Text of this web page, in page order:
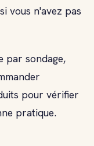
vous n'avez pas
par sondage,
pour vérifier
pratique.